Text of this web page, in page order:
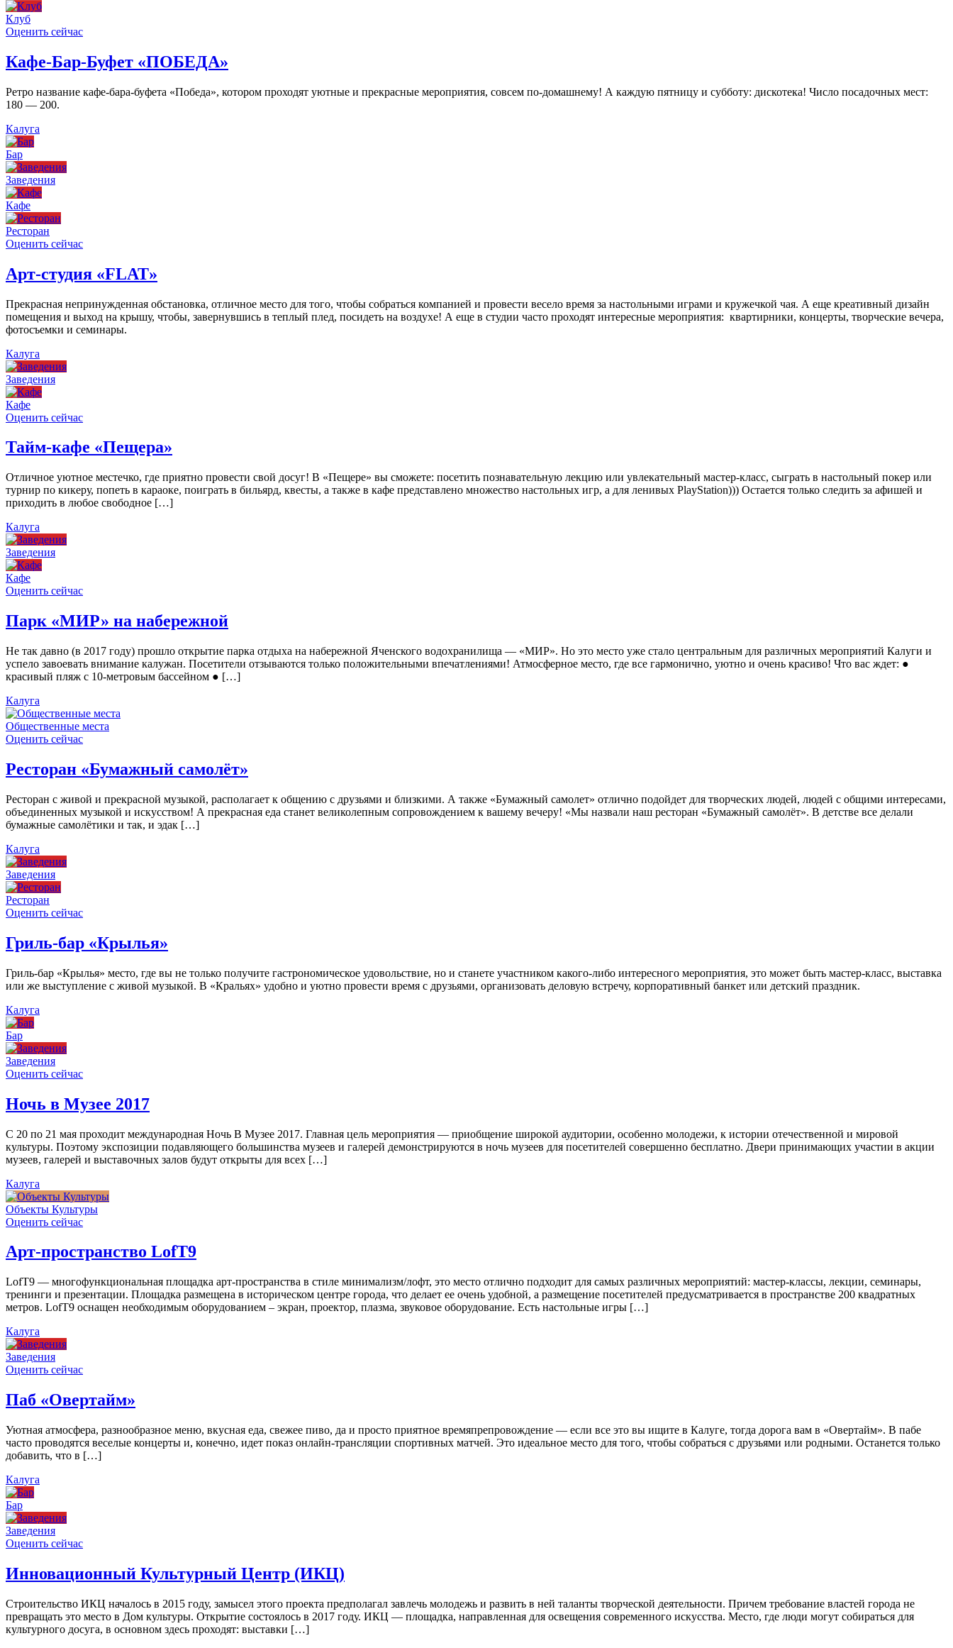
Клуб
Оценить сейчас
Кафе-Бар-Буфет «ПОБЕДА»
Ретро название кафе-бара-буфета «Победа», котором проходят уютные и прекрасные мероприятия, совсем по-домашнему! А каждую пятницу и субботу: дискотека! Число посадочных мест:
180 — 200.
Калуга
Бар
Заведения
Кафе
Ресторан
Оценить сейчас
Арт-студия «FLAT»
Прекрасная непринужденная обстановка, отличное место для того, чтобы собраться компанией и провести весело время за настольными играми и кружечкой чая. А еще креативный дизайн
помещения и выход на крышу, чтобы, завернувшись в теплый плед, посидеть на воздухе! А еще в студии часто проходят интересные мероприятия: квартирники, концерты, творческие вечера,
фотосъемки и семинары.
Калуга
Заведения
Кафе
Оценить сейчас
Тайм-кафе «Пещера»
Отличное уютное местечко, где приятно провести свой досуг! В «Пещере» вы сможете: посетить познавательную лекцию или увлекательный мастер-класс, сыграть в настольный покер или
турнир по кикеру, попеть в караоке, поиграть в бильярд, квесты, а также в кафе представлено множество настольных игр, а для ленивых PlayStation))) Остается только следить за афишей и
приходить в любое свободное […]
Калуга
Заведения
Кафе
Оценить сейчас
Парк «МИР» на набережной
Не так давно (в 2017 году) прошло открытие парка отдыха на набережной Яченского водохранилища — «МИР». Но это место уже стало центральным для различных мероприятий Калуги и
успело завоевать внимание калужан. Посетители отзываются только положительными впечатлениями! Атмосферное место, где все гармонично, уютно и очень красиво! Что вас ждет: ●
красивый пляж с 10-метровым бассейном ● […]
Калуга
Общественные места
Оценить сейчас
Ресторан «Бумажный самолёт»
Ресторан с живой и прекрасной музыкой, располагает к общению с друзьями и близкими. А также «Бумажный самолет» отлично подойдет для творческих людей, людей с общими интересами,
объединенных музыкой и искусством! А прекрасная еда станет великолепным сопровождением к вашему вечеру! «Мы назвали наш ресторан «Бумажный самолёт». В детстве все делали
бумажные самолётики и так, и эдак […]
Калуга
Заведения
Ресторан
Оценить сейчас
Гриль-бар «Крылья»
Гриль-бар «Крылья» место, где вы не только получите гастрономическое удовольствие, но и станете участником какого-либо интересного мероприятия, это может быть мастер-класс, выставка
или же выступление с живой музыкой. В «Кральях» удобно и уютно провести время с друзьями, организовать деловую встречу, корпоративный банкет или детский праздник.
Калуга
Бар
Заведения
Оценить сейчас
Ночь в Музее 2017
С 20 по 21 мая проходит международная Ночь В Музее 2017. Главная цель мероприятия — приобщение широкой аудитории, особенно молодежи, к истории отечественной и мировой
культуры. Поэтому экспозиции подавляющего большинства музеев и галерей демонстрируются в ночь музеев для посетителей совершенно бесплатно. Двери принимающих участии в акции
музеев, галерей и выставочных залов будут открыты для всех […]
Калуга
Объекты Культуры
Оценить сейчас
Арт-пространство LofT9
LofT9 — многофункциональная площадка арт-пространства в стиле минимализм/лофт, это место отлично подходит для самых различных мероприятий: мастер-классы, лекции, семинары,
тренинги и презентации. Площадка размещена в историческом центре города, что делает ее очень удобной, а размещение посетителей предусматривается в пространстве 200 квадратных
метров. LofT9 оснащен необходимым оборудованием – экран, проектор, плазма, звуковое оборудование. Есть настольные игры […]
Калуга
Заведения
Оценить сейчас
Паб «Овертайм»
Уютная атмосфера, разнообразное меню, вкусная еда, свежее пиво, да и просто приятное времяпрепровождение — если все это вы ищите в Калуге, тогда дорога вам в «Овертайм». В пабе
часто проводятся веселые концерты и, конечно, идет показ онлайн-трансляции спортивных матчей. Это идеальное место для того, чтобы собраться с друзьями или родными. Останется только
добавить, что в […]
Калуга
Бар
Заведения
Оценить сейчас
Инновационный Культурный Центр (ИКЦ)
Строительство ИКЦ началось в 2015 году, замысел этого проекта предполагал завлечь молодежь и развить в ней таланты творческой деятельности. Причем требование властей города не
превращать это место в Дом культуры. Открытие состоялось в 2017 году. ИКЦ — площадка, направленная для освещения современного искусства. Место, где люди могут собираться для
культурного досуга, в основном здесь проходят: выставки […]